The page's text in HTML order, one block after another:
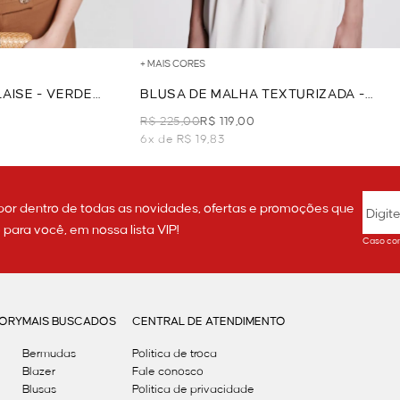
- VERDE
+ MAIS CORES
BLUSA DE MALHA TEXTURIZADA -
AZUL CLARO
R$ 225,00R$ 119,00
6x de R$ 19,83
dentro de todas as novidades, ofertas e promoções que
você, em nossa lista VIP!
Caso
MAIS BUSCADOS
Bermudas
Blazer
Blusas
CENTRAL DE ATENDIMENTO
Política de troca
Fale conosco
Politica de privacidade